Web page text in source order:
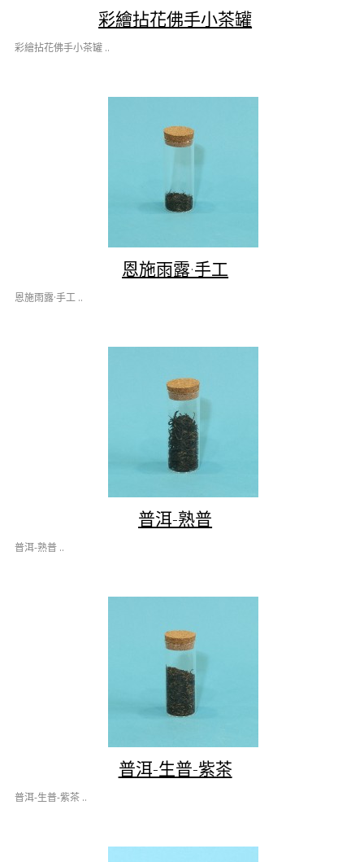
彩繪拈花佛手小茶罐
彩繪拈花佛手小茶罐 ..
恩施雨露·手工
恩施雨露·手工 ..
普洱-熟普
普洱-熟普 ..
普洱-生普-紫茶
普洱-生普-紫茶 ..